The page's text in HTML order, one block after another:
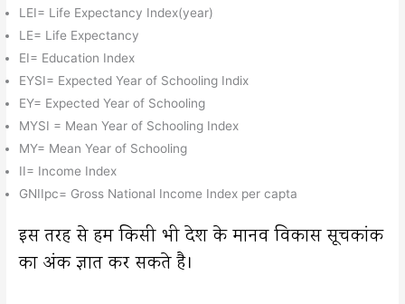
LEI= Life Expectancy Index(year)
LE= Life Expectancy
EI= Education Index
EYSI= Expected Year of Schooling Indix
EY= Expected Year of Schooling
MYSI = Mean Year of Schooling Index
MY= Mean Year of Schooling
II= Income Index
GNIIpc= Gross National Income Index per capta
इस तरह से हम किसी भी देश के मानव विकास सूचकांक
का अंक ज्ञात कर सकते है।